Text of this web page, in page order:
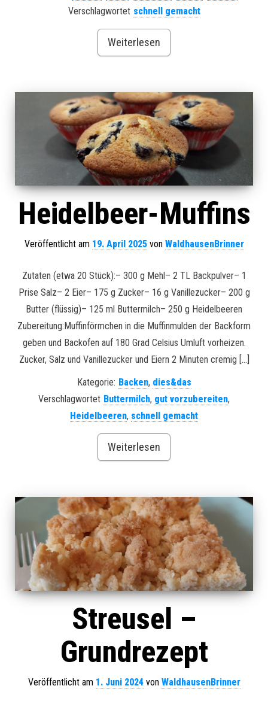
Verschlagwortet schnell gemacht
Weiterlesen
Heidelbeer-Muffins
Veröffentlicht am 19. April 2025von WaldhausenBrinner
Zutaten (etwa 20 Stück):– 300 g Mehl– 2 TL Backpulver– 1
Prise Salz– 2 Eier– 175 g Zucker– 16 g Vanillezucker– 200 g
Butter (flüssig)– 125 ml Buttermilch– 250 g Heidelbeeren
Zubereitung:Muffinförmchen in die Muffinmulden der Backform
geben und Backofen auf 180 Grad Celsius Umluft vorheizen.
Zucker, Salz und Vanillezucker und Eiern 2 Minuten cremig […]
Kategorie: Backen, dies&das
Verschlagwortet Buttermilch, gut vorzubereiten,
Heidelbeeren, schnell gemacht
Weiterlesen
Streusel –
Grundrezept
Veröffentlicht am 1. Juni 2024von WaldhausenBrinner